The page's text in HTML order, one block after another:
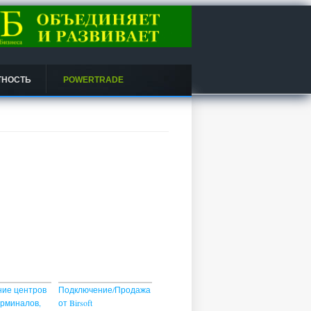
POWERTRADE
центров
Подключение/Продажа
от Birsoft